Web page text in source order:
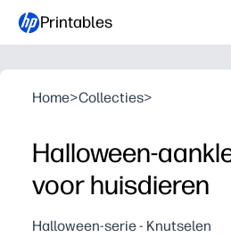
Printables
Home>Collecties>
Halloween-
voor huisdieren
Halloween-serie - Knutselen